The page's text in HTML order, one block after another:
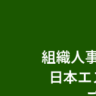
組織人
日本